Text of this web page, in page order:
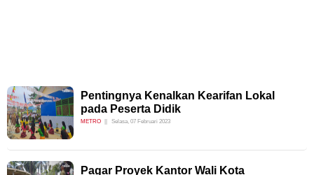
Pentingnya Kenalkan Kearifan Lokal
pada Peserta Didik
METRO Selasa, 07 Februari 2023
Pagar Proyek Kantor Wali Kota